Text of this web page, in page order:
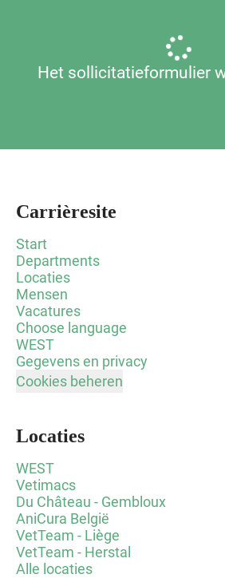
Het sollicitatieformulier
Carrièresite
Start
Departments
Locaties
Mensen
Vacatures
Choose language
WEST
Gegevens en privacy
Cookies beheren
Locaties
WEST
Vetimacs
Du Château - Gembloux
AniCura België
VetTeam - Liège
VetTeam - Herstal
Alle locaties